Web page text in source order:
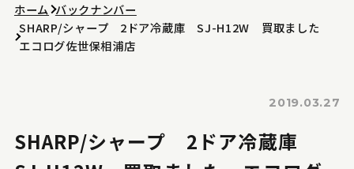
ホーム バックナンバー
SHARP/シャープ 2ドア冷蔵庫 SJ-H12W 買取ました
エコログ佐世保相浦店
2019.03.27
SHARP/シャープ 2ドア冷蔵庫